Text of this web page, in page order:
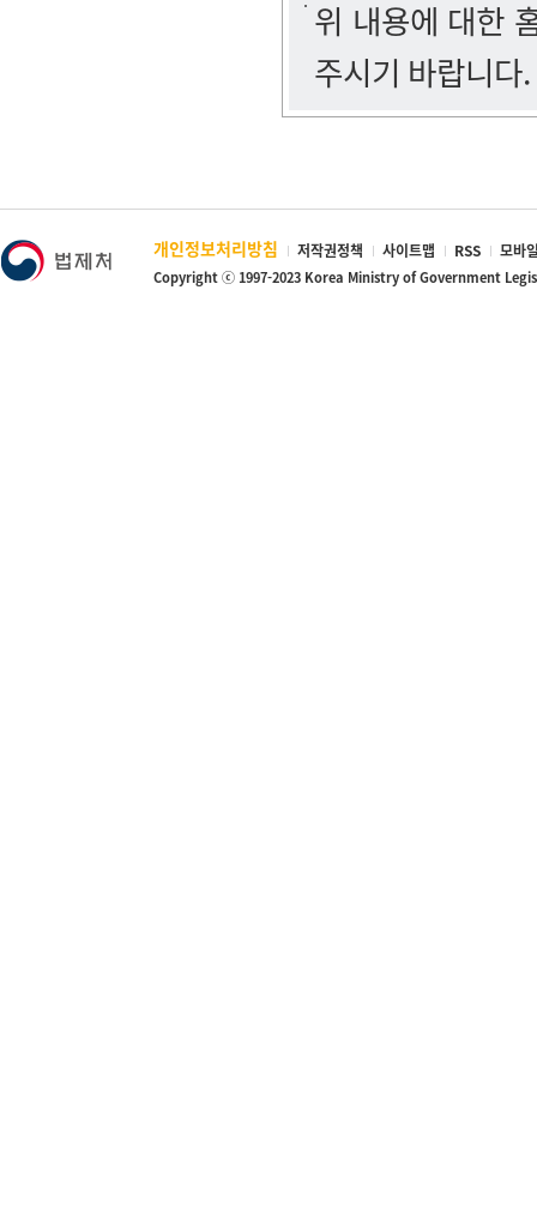
위 내용에 대한
주시기 바랍니다.
개인정보처리방침 저작권정책 사이트맵 RSS 모바
Copyright ⓒ 1997-2023 Korea Ministry of Government